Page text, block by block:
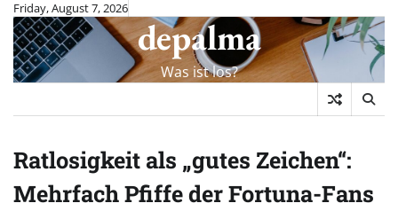
Skip
content
Friday, August 7, 2026
depalma
Was ist los?
Ratlosigkeit als „gutes Zeichen“:
Mehrfach Pfiffe der Fortuna-Fans